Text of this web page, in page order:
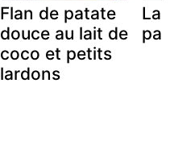
Flan de patate
douce au lait de
coco et petits
lardons